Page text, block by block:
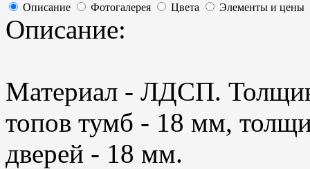
Описание Фотогалерея Цвета Элементы и цены
Описание:
Материал - ЛДСП.
топов тумб - 18 мм,
дверей - 18 мм.